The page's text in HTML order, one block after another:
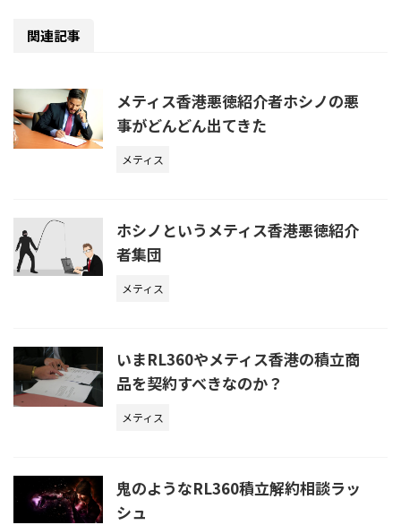
関連記事
メティス香港悪徳紹介者ホシノの悪
事がどんどん出てきた
メティス
ホシノというメティス香港悪徳紹介
者集団
メティス
いまRL360やメティス香港の積立商
品を契約すべきなのか？
メティス
鬼のようなRL360積立解約相談ラッ
シュ